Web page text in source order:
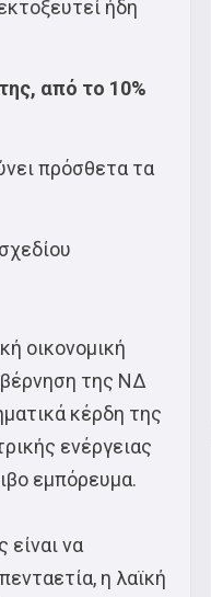
ήδη
από το 10%
πρόσθετα τα
οικονομική
της ΝΔ
κέρδη της
ενέργειας
εμπόρευμα.
να
η λαϊκή